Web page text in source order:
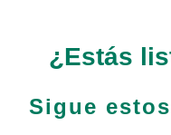
¿Estás
Sigue